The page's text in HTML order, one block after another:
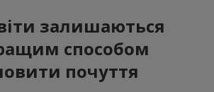
залишаються
способом
почуття